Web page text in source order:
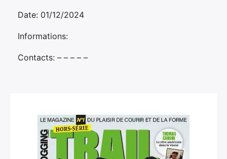
Date: 01/12/2024
Informations:
Contacts: – – – – –